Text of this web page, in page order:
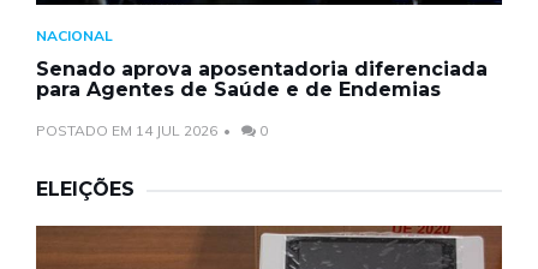
NACIONAL
Senado aprova aposentadoria diferenciada
para Agentes de Saúde e de Endemias
POSTADO EM 14 JUL 2026 0
ELEIÇÕES